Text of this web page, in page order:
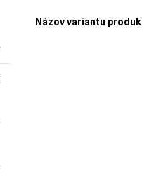
Názov variantu